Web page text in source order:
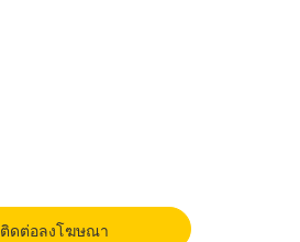
ติดต่อลงโฆษณา